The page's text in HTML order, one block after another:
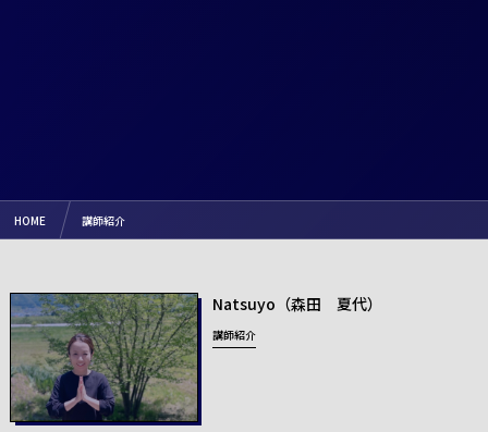
HOME 講師紹介
Natsuyo（森田 夏代）
講師紹介